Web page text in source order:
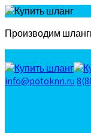
Производим
info@potoknn.ru